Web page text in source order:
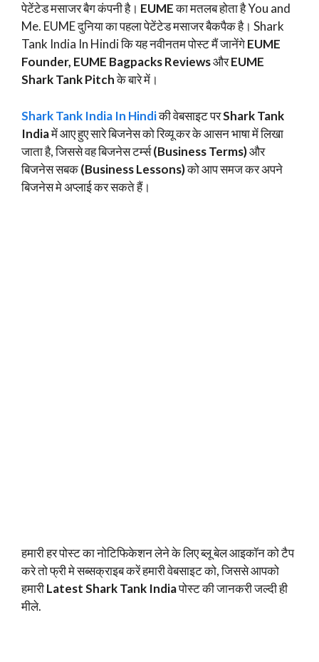
पेटेंटेड मसाजर बैग कंपनी है। EUMEका मतलब होता है You and
Me. EUME दुनिया का पहला पेटेंटेड मसाजर बैकपैक है। Shark
Tank India In Hindi कि यह नवीनतम पोस्ट मैं जानेंगेEUME
Founder, EUME Bagpacks ReviewsऔरEUME
Shark Tank Pitchके बारे में।
Shark Tank India In Hindiकी वेबसाइट परShark Tank
Indiaमें आए हुए सारे बिजनेस को रिव्यू कर के आसन भाषा में लिखा
जाता है, जिससे वह बिजनेस टर्म्स(Business Terms)और
बिजनेस सबक(Business Lessons)को आप समज कर अपने
बिजनेस मे अप्लाई कर सकते हैं।
हमारी हर पोस्ट का नोटिफिकेशन लेने के लिए ब्लू बेल आइकॉन को टैप
करे तो फ्री मे सब्सक्राइब करें हमारी वेबसाइट को, जिससे आपको
हमारीLatest Shark Tank Indiaपोस्ट की जानकरी जल्दी ही
मीले.